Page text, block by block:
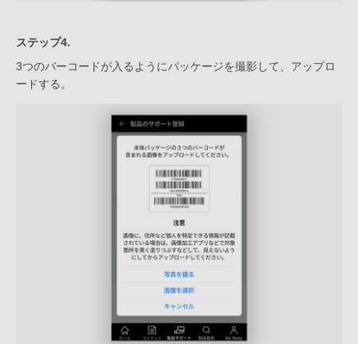
ステップ4.
3つのバーコードが入るようにパッケージを撮影して、アップロ
ードする。